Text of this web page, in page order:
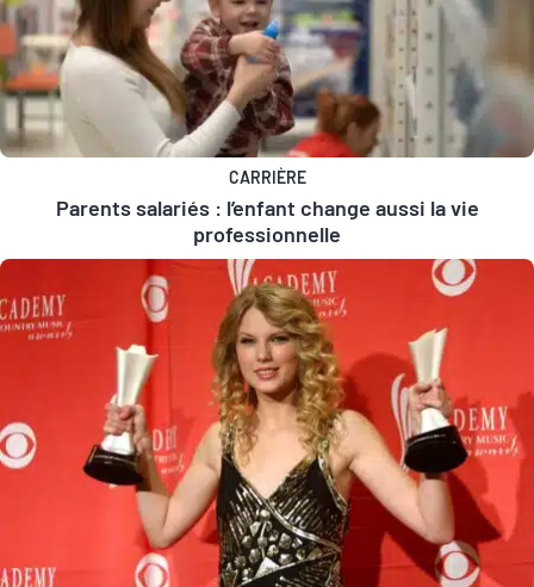
CARRIÈRE
Parents salariés : l’enfant change aussi la vie
professionnelle